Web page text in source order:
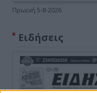
Πρωινή 5-8-2026
Ειδήσεις